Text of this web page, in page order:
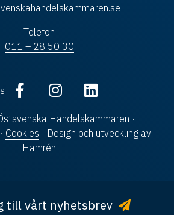
Telefon
011 – 28 50 30
Handelskammaren ·
· Cookies · Design och utveckling av
Hamrén
till vårt nyhetsbrev